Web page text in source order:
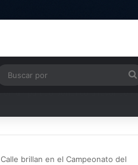
brillan en el Campeonato del